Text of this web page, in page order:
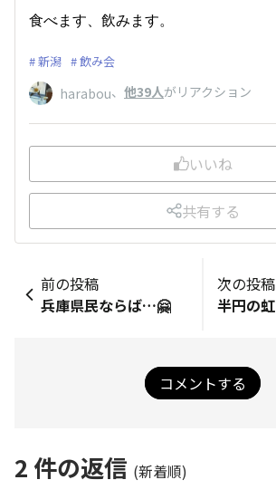
食べます、飲みます。
新潟 飲み会
harabou、 他39人がリアクション
いいね
共有する
前の投稿
兵庫県民ならば…🤗
次の投稿
半円の虹
コメントする
2 件の返信 (新着順)